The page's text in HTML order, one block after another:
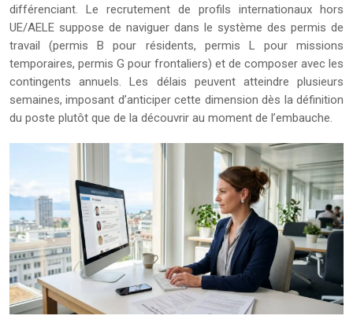
différenciant. Le recrutement de profils internationaux hors
UE/AELE suppose de naviguer dans le système des permis de
travail (permis B pour résidents, permis L pour missions
temporaires, permis G pour frontaliers) et de composer avec les
contingents annuels. Les délais peuvent atteindre plusieurs
semaines, imposant d’anticiper cette dimension dès la définition
du poste plutôt que de la découvrir au moment de l’embauche.